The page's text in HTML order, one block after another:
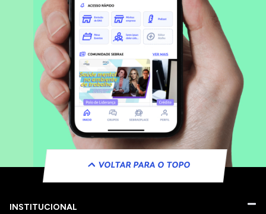
VOLTAR PARA O TOPO
INSTITUCIONAL